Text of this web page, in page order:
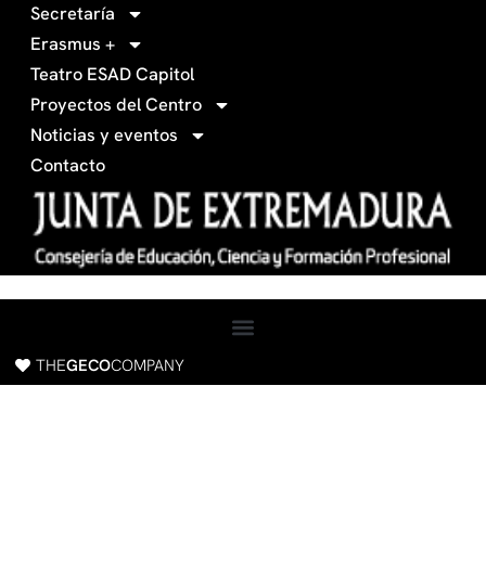
f
a
c
b
o
o
k
Secretaría
Erasmus +
Teatro ESAD Capitol
Proyectos del Centro
Noticias y eventos
Contacto
THEGECOCOMPANY